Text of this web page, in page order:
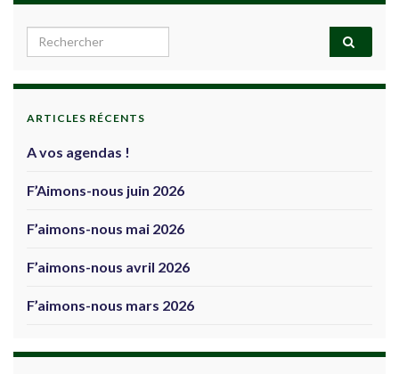
Search for:
ARTICLES RÉCENTS
A vos agendas !
F’Aimons-nous juin 2026
F’aimons-nous mai 2026
F’aimons-nous avril 2026
F’aimons-nous mars 2026